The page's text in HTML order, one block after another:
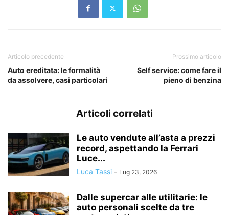
Articolo precedente
Auto ereditata: le formalità
da assolvere, casi particolari
Prossimo articolo
Self service: come fare il
pieno di benzina
Articoli correlati
Le auto vendute all’asta a prezzi
record, aspettando la Ferrari
Luce...
Luca Tassi - Lug 23, 2026
Dalle supercar alle utilitarie: le
auto personali scelte da tre